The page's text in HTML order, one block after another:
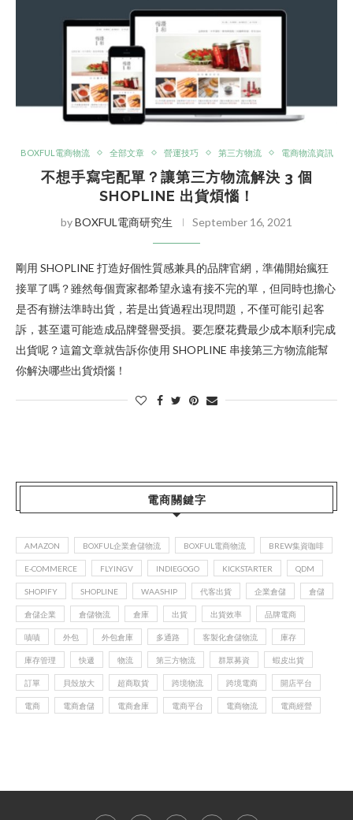
BOXFUL電商物流 全部文章 營運技巧 第三方物流 電商物流資訊
不想手寫宅配單？讓第三方物流解決 3 個
SHOPLINE 出貨煩惱！
byBOXFUL電商研究生 September 16, 2021
剛用 SHOPLINE 打造好個性質感兼具的品牌官網，準備開始瘋狂
接單了嗎？雖然每個賣家都希望永遠有接不完的單，但同時也擔心
是否有辦法準時出貨，若是出貨過程出現問題，不僅可能引起客
訴，甚至還可能造成品牌聲譽受損。要怎麼花費最少成本順利完成
出貨呢？這篇文章就告訴你使用 SHOPLINE 串接第三方物流能幫
你解決哪些出貨煩惱！
電商關鍵字
AMAZON BOXFUL企業倉儲物流 BOXFUL電商物流 BREW集資咖啡
E-COMMERCE FLYINGV INDIEGOGO KICKSTARTER QDM
SHOPIFY SHOPLINE WAASHIP 代客出貨 企業倉儲 倉儲
倉儲企業 倉儲物流 倉庫 出貨 出貨效率 品牌電商
嘖嘖 外包 外包倉庫 多通路 客製化倉儲物流 庫存
庫存管理 快遞 物流 第三方物流 群眾募資 蝦皮出貨
訂單 貝殼放大 超商取貨 跨境物流 跨境電商 開店平台
電商 電商倉儲 電商倉庫 電商平台 電商物流 電商經營